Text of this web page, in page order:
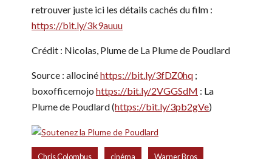
retrouver juste ici les détails cachés du film :
https://bit.ly/3k9auuu
Crédit : Nicolas, Plume de La Plume de Poudlard
Source : allocinéhttps://bit.ly/3fDZ0hq ;
boxofficemojo https://bit.ly/2VGGSdM : La
Plume de Poudlard (https://bit.ly/3pb2gVe)
Chris Colombus cinéma Warner Bros